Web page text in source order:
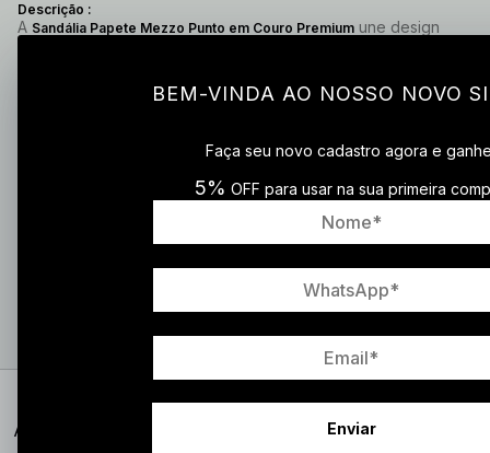
Descrição :
A Sandália Papete Mezzo Punto em Couro Premium une design
segurança em qualquer ocasião. Seu visual fashion transforma
produções simples em looks atuais e cheios de estilo,
Material do cabedal: Couro Premium
Material da palmilha: Couro Premium
Solado: Borracha antiderrapante
Peso: 200g (varia conforme a numeração)
BEM-VINDA AO NOSSO NOVO
Faça seu novo cadastro agora e
5% OFF para usar na sua primeira
Enviar